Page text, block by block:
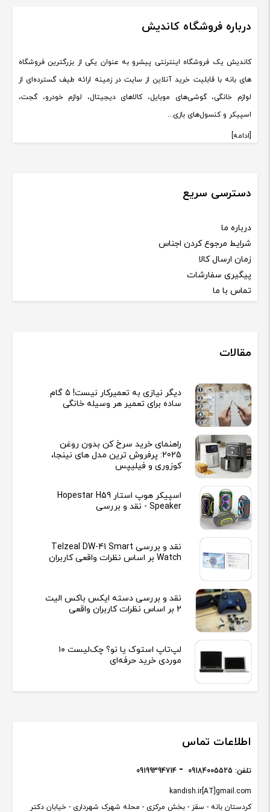
درباره فروشگاه کاندیش
کاندیش یک فروشگاه اینترنتی پیشرو به عنوان یکی از بزرگترین فروشگاه
های بانه با قابلیت خرید آنلاین از سایت در زمینه ارائه طیف گسترده‌ای از
لوازم خانگی، گوشی‌های موبایل، کالاهای دیجیتال، لوازم خودرو، گجت،
اسپیکر و کنسول‌های بازی...
[ادامه]
دسترسی سریع
درباره ما
شرایط مرجوع کردن اجناس
زمان ارسال کالا
پیگیری سفارشات
تماس با ما
مقالات
دیگر نیازی به تعمیرکار نیست! ۵ گام
ساده برای تعمیر هر وسیله خانگی
راهنمای خرید سرخ کن بدون روغن
2025: پرفروش ترین مدل های نینجا،
کوزوری و فیلیپس
اسپیکر هوپ استار Hopestar H59
Speaker - نقد و بررسی
نقد و بررسی Telzeal DW-41 Smart
Watch بر اساس نظرات واقعی کاربران
نقد و بررسی دسته ایکس باکس الیت
2 بر اساس نظرات کاربران واقعی
لپ‌تاپ استوک یا نو؟ چک‌لیست ۱۰
موردی خرید حرفه‌ای
اطلاعات تماس
کردستان بانه - سقز - بخش مرکزی - محله شهرک شهرداری - خیابان دکتر
kandish.ir[AT]gmail.com
تلفن: 09184005525
09199394714